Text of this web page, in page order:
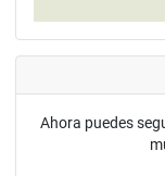
Ahora puedes